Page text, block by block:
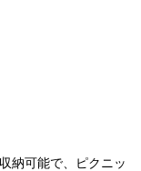
る
納可能で、ピクニッ